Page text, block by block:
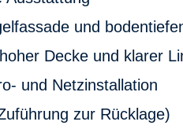
und
Decke und klarer
und Netzinstallation
zur Rücklage)